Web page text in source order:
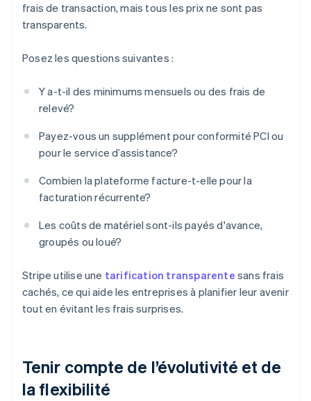
frais de transaction, mais tous les prix ne sont pas
transparents.
Posez les questions suivantes :
Y a-t-il des minimums mensuels ou des frais de
relevé?
Payez-vous un supplément pour conformité PCI ou
pour le service d’assistance?
Combien la plateforme facture-t-elle pour la
facturation récurrente?
Les coûts de matériel sont-ils payés d'avance,
groupés ou loué?
Stripe utilise une tarification transparente sans frais
cachés, ce qui aide les entreprises à planifier leur avenir
tout en évitant les frais surprises.
Tenir compte de l’évolutivité et de
la flexibilité